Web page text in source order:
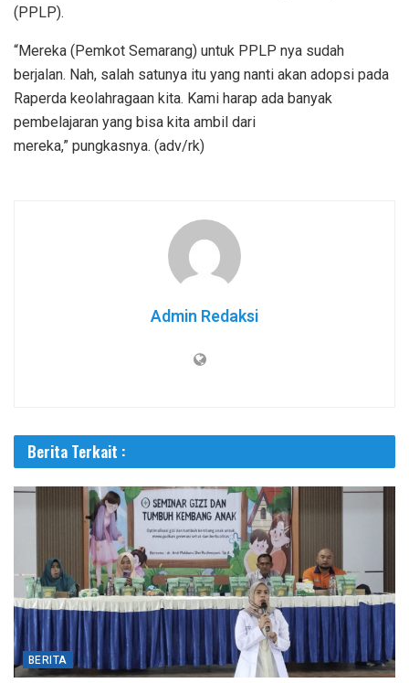
(PPLP).
“Mereka (Pemkot Semarang) untuk PPLP nya sudah
berjalan. Nah, salah satunya itu yang nanti akan adopsi pada
Raperda keolahragaan kita. Kami harap ada banyak
pembelajaran yang bisa kita ambil dari
mereka,” pungkasnya. (adv/rk)
Admin Redaksi
Berita Terkait :
BERITA